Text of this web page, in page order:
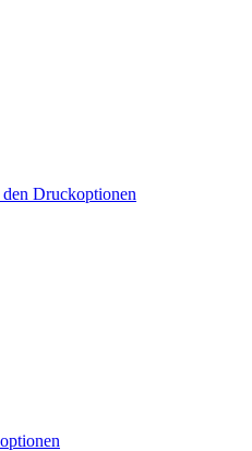
Druckoptionen